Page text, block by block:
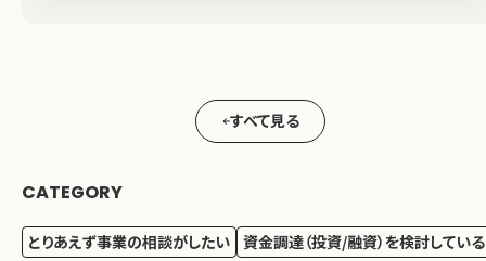
すべて見る
CATEGORY
とりあえず事業の相談がしたい 資金調達（投資/融資）を検討している